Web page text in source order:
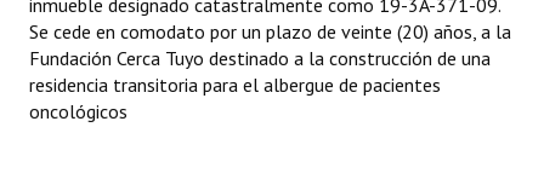
Comunicaciones
Declaraciones
inmueble designado catastralmente como 19-3A-371-09.
Se cede en comodato por un plazo de veinte (20) años, a la
Fundación Cerca Tuyo destinado a la construcción de una
residencia transitoria para el albergue de pacientes
oncológicos